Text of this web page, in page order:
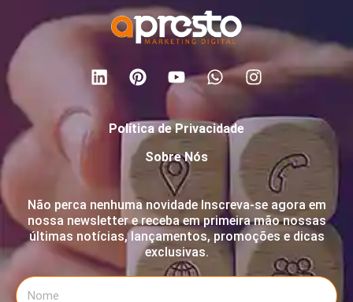
Política de Privacidade
Sobre Nós
Não perca nenhuma novidade Inscreva-se agora em
nossa newsletter e receba em primeira mão nossas
últimas notícias, lançamentos, promoções e dicas
exclusivas.